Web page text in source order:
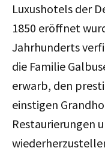
Luxushotels der
1850 eröffnet
Jahrhunderts
die Familie
erwarb, den
einstigen
Restaurierungen